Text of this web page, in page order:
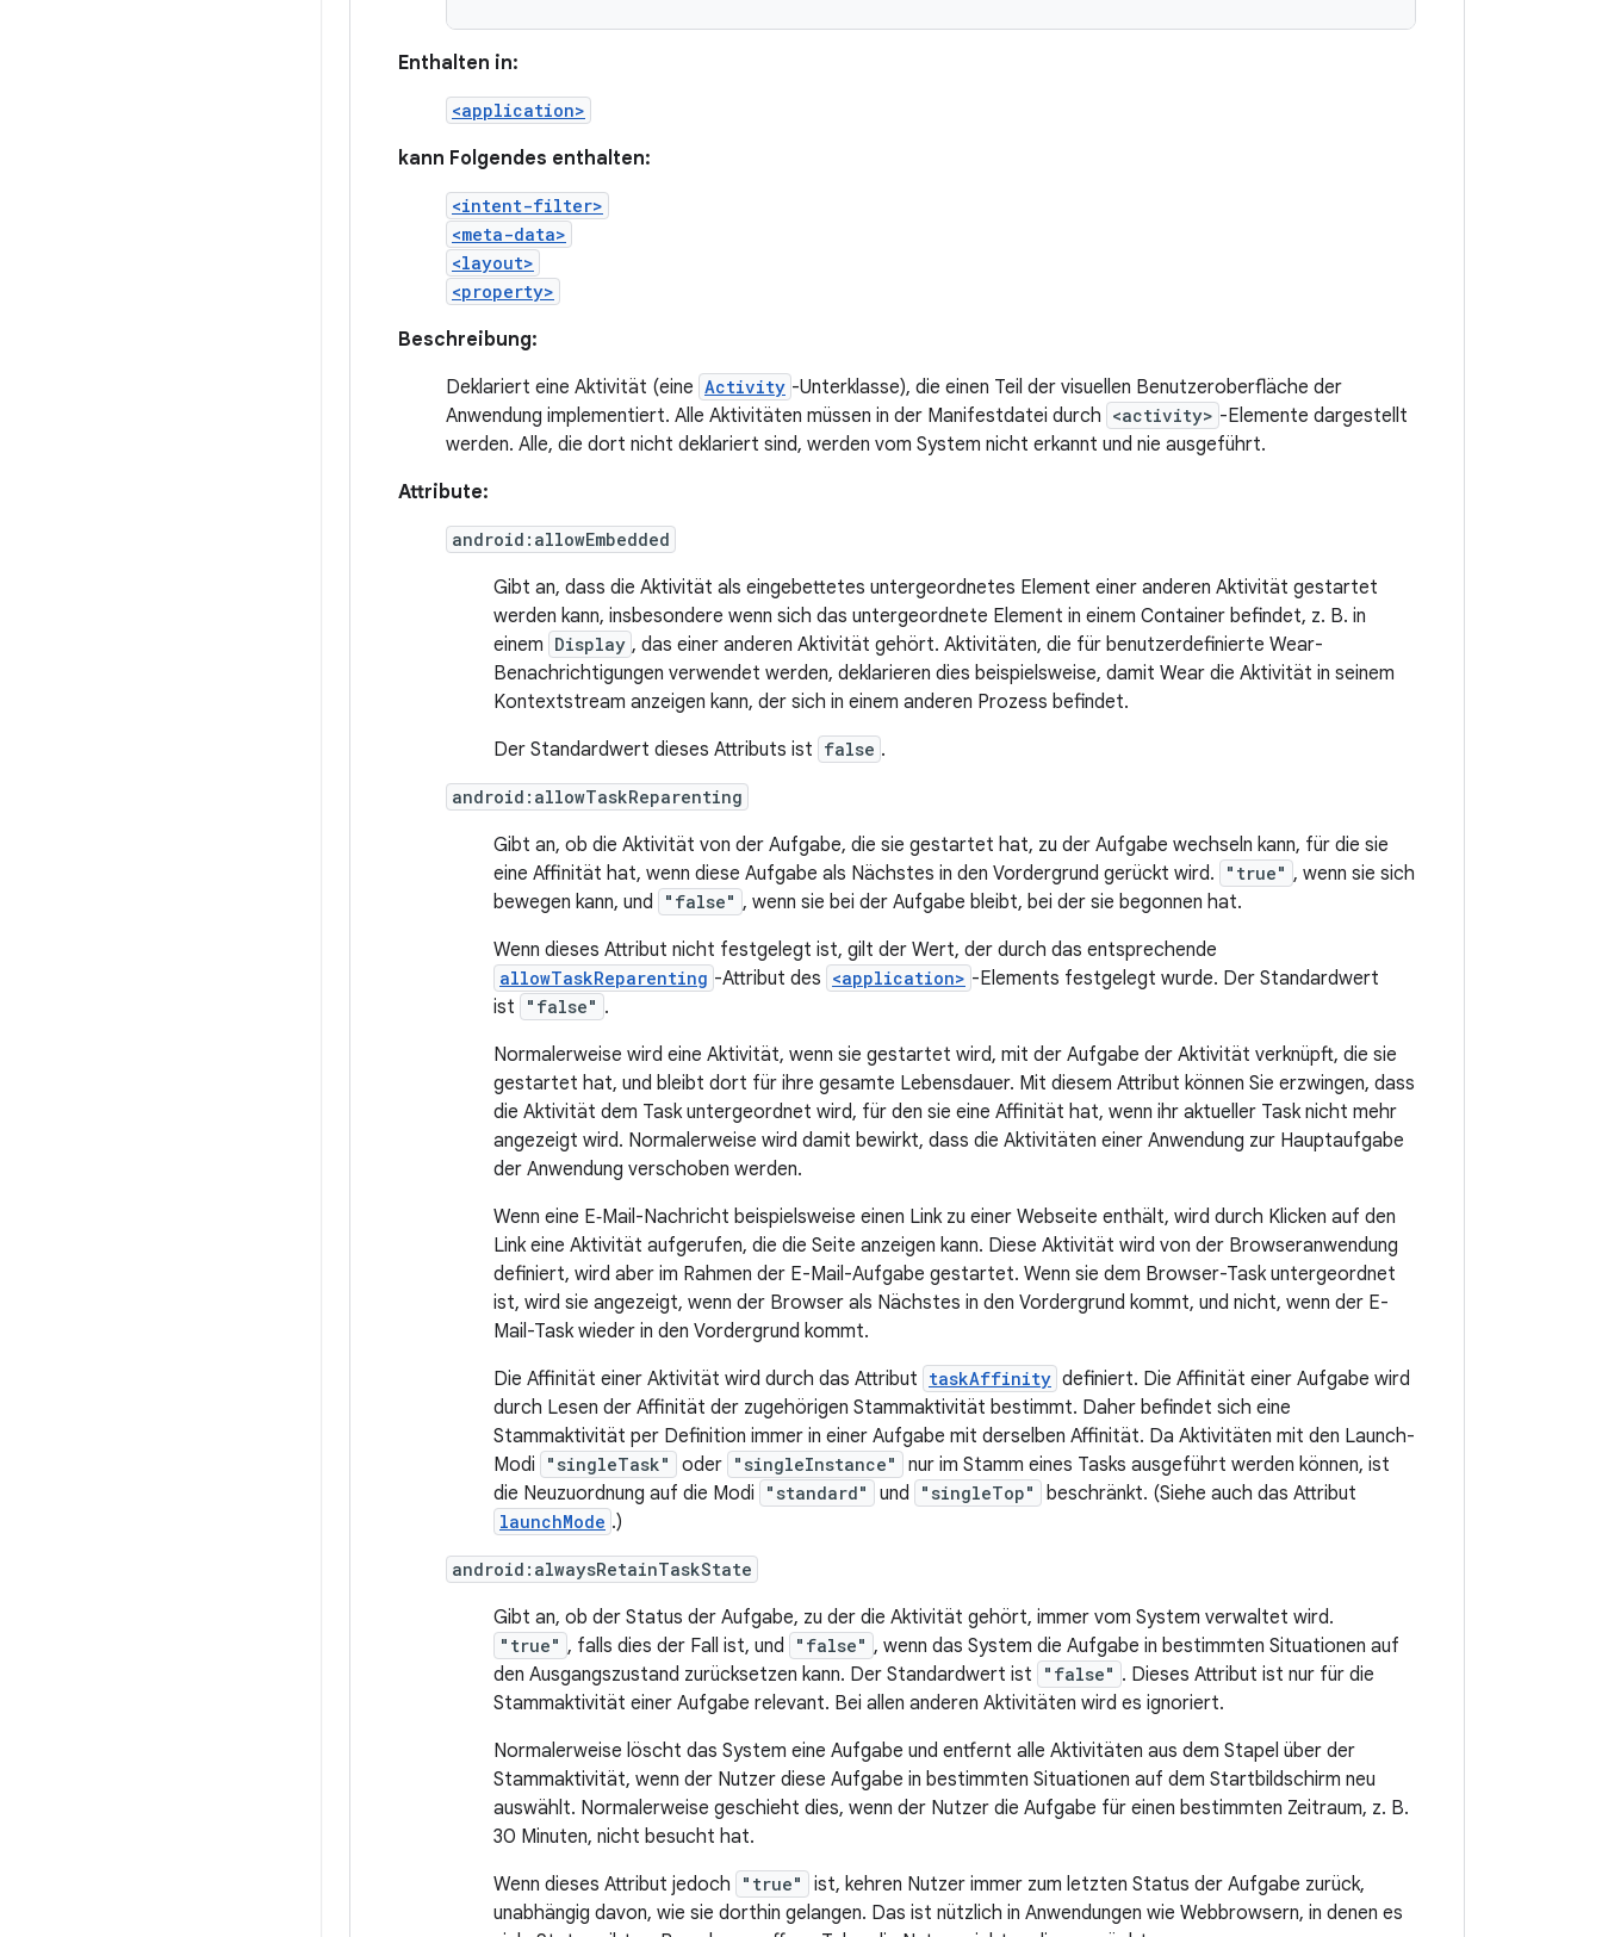
Enthalten in:
<application>
kann Folgendes enthalten:
<intent-filter>
<meta-data>
<layout>
<property>
Beschreibung:
Deklariert eine Aktivität (eine Activity -Unterklasse), die einen Teil der visuellen Benutzeroberfläche der
Anwendung implementiert. Alle Aktivitäten müssen in der Manifestdatei durch <activity> -Elemente dargestellt
werden. Alle, die dort nicht deklariert sind, werden vom System nicht erkannt und nie ausgeführt.
Attribute:
android:allowEmbedded
Gibt an, dass die Aktivität als eingebettetes untergeordnetes Element einer anderen Aktivität gestartet
werden kann, insbesondere wenn sich das untergeordnete Element in einem Container befindet, z. B. in
einem Display , das einer anderen Aktivität gehört. Aktivitäten, die für benutzerdefinierte Wear-
Benachrichtigungen verwendet werden, deklarieren dies beispielsweise, damit Wear die Aktivität in seinem
Kontextstream anzeigen kann, der sich in einem anderen Prozess befindet.
Der Standardwert dieses Attributs ist false .
android:allowTaskReparenting
Gibt an, ob die Aktivität von der Aufgabe, die sie gestartet hat, zu der Aufgabe wechseln kann, für die sie
eine Affinität hat, wenn diese Aufgabe als Nächstes in den Vordergrund gerückt wird.
"true" , wenn sie sich
bewegen kann, und
"false" , wenn sie bei der Aufgabe bleibt, bei der sie begonnen hat.
Wenn dieses Attribut nicht festgelegt ist, gilt der Wert, der durch das entsprechende
allowTaskReparenting -Attribut des <application> -Elements festgelegt wurde. Der Standardwert
ist
"false" .
Normalerweise wird eine Aktivität, wenn sie gestartet wird, mit der Aufgabe der Aktivität verknüpft, die sie
gestartet hat, und bleibt dort für ihre gesamte Lebensdauer. Mit diesem Attribut können Sie erzwingen, dass
die Aktivität dem Task untergeordnet wird, für den sie eine Affinität hat, wenn ihr aktueller Task nicht mehr
angezeigt wird. Normalerweise wird damit bewirkt, dass die Aktivitäten einer Anwendung zur Hauptaufgabe
der Anwendung verschoben werden.
Wenn eine E‑Mail-Nachricht beispielsweise einen Link zu einer Webseite enthält, wird durch Klicken auf den
Link eine Aktivität aufgerufen, die die Seite anzeigen kann. Diese Aktivität wird von der Browseranwendung
definiert, wird aber im Rahmen der E-Mail-Aufgabe gestartet. Wenn sie dem Browser-Task untergeordnet
ist, wird sie angezeigt, wenn der Browser als Nächstes in den Vordergrund kommt, und nicht, wenn der E-
Mail-Task wieder in den Vordergrund kommt.
Die Affinität einer Aktivität wird durch das Attribut taskAffinity definiert. Die Affinität einer Aufgabe wird
durch Lesen der Affinität der zugehörigen Stammaktivität bestimmt. Daher befindet sich eine
Stammaktivität per Definition immer in einer Aufgabe mit derselben Affinität. Da Aktivitäten mit den Launch-
Modi
"singleTask" oder "singleInstance"
nur im Stamm eines Tasks ausgeführt werden können, ist
die Neuzuordnung auf die Modi
"standard" und "singleTop" beschränkt. (Siehe auch das Attribut
launchMode .)
android:alwaysRetainTaskState
Gibt an, ob der Status der Aufgabe, zu der die Aktivität gehört, immer vom System verwaltet wird.
"true" , falls dies der Fall ist, und "false" , wenn das System die Aufgabe in bestimmten Situationen auf
den Ausgangszustand zurücksetzen kann. Der Standardwert ist
"false" . Dieses Attribut ist nur für die
Stammaktivität einer Aufgabe relevant. Bei allen anderen Aktivitäten wird es ignoriert.
Normalerweise löscht das System eine Aufgabe und entfernt alle Aktivitäten aus dem Stapel über der
Stammaktivität, wenn der Nutzer diese Aufgabe in bestimmten Situationen auf dem Startbildschirm neu
auswählt. Normalerweise geschieht dies, wenn der Nutzer die Aufgabe für einen bestimmten Zeitraum, z. B.
30 Minuten, nicht besucht hat.
Wenn dieses Attribut jedoch
"true"
ist, kehren Nutzer immer zum letzten Status der Aufgabe zurück,
unabhängig davon, wie sie dorthin gelangen. Das ist nützlich in Anwendungen wie Webbrowsern, in denen es